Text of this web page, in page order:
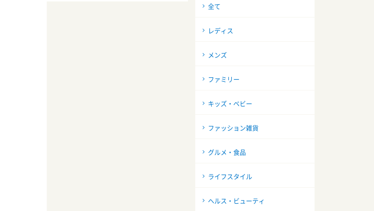
全て
レディス
メンズ
ファミリー
キッズ・ベビー
ファッション雑貨
グルメ・食品
ライフスタイル
ヘルス・ビューティ